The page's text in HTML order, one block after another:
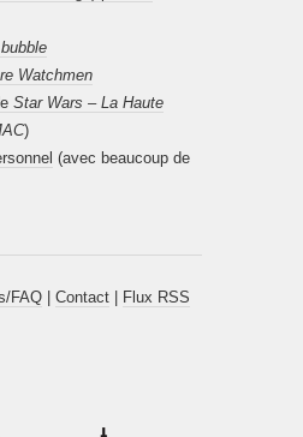
bubble
Watchmen
Star Wars – La Haute
)
(avec beaucoup de
FAQ| Contact| Flux RSS